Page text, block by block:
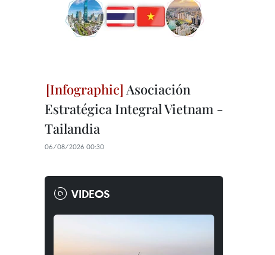
Asociación
Estratégica Integral Vietnam -
Tailandia
06/08/2026 00:30
VIDEOS